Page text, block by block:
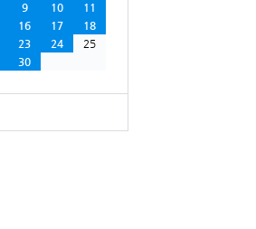
9 10
11
16 17
18
23 24
25
30